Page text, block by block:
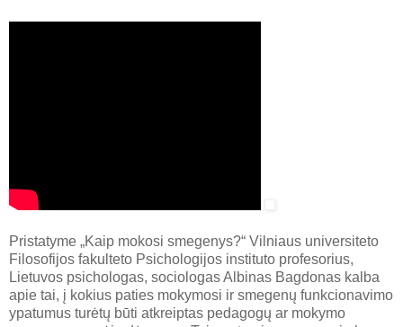
Pristatyme „Kaip mokosi smegenys?“ Vilniaus universiteto
Filosofijos fakulteto Psichologijos instituto profesorius,
Lietuvos psichologas, sociologas Albinas Bagdonas kalba
apie tai, į kokius paties mokymosi ir smegenų funkcionavimo
ypatumus turėtų būti atkreiptas pedagogų ar mokymo